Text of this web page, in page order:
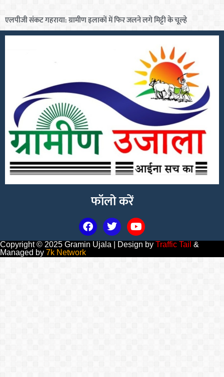
एलपीजी संकट गहराया: ग्रामीण इलाकों में फिर जलने लगे मिट्टी के चूल्हे
फॉलो करें
Copyright © 2025 Gramin Ujala | Design by Traffic Tail &
Managed by 7k Network